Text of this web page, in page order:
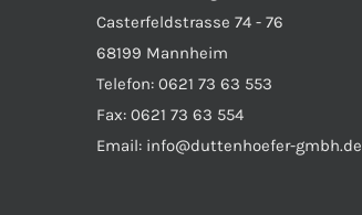
Casterfeldstrasse 74 - 76
68199 Mannheim
Telefon: 0621 73 63 553
Fax: 0621 73 63 554
Email: info@duttenhoefer-gmbh.de